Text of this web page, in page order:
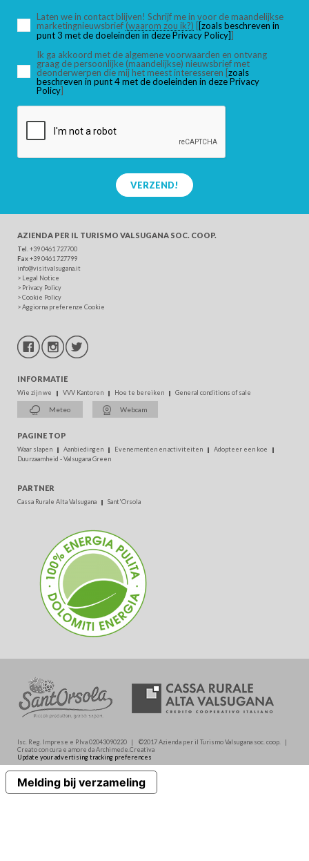
ZOEK
Laten we in contact blijven! Schrijf me in voor de maandelijkse
marketingnieuwsbrief (waarom zou ik?) [[zoals beschreven in
punt 3 met de doeleinden in deze Privacy Policy]]
Ik ga akkoord met de algemene voorwaarden en ontvang
graag de persoonlijke (maandelijkse) nieuwsbrief met
deonderwerpen die mij het meest interesseren [zoals
beschreven in punt 4 met de doeleinden in deze Privacy
Policy]
VERZEND!
AZIENDA PER IL TURISMO VALSUGANA SOC. COOP.
Tel . +39 0461 727700
Fax+39 0461 727799
info@visitvalsugana.it
> Legal Notice
> Privacy Policy
>Cookie Policy
>Aggiorna preferenze Cookie
INFORMATIE
Wie zijn we VVV Kantoren Hoe te bereiken General conditions of sale
Meteo Webcam
PAGINE TOP
Waar slapen Aanbiedingen Evenementen en activiteiten
Adopteer een koe
Duurzaamheid - Valsugana Green
PARTNER
Cassa Rurale Alta Valsugana Sant'Orsola
Isc. Reg. Imprese e P.Iva 02043090220 | ©2017 Azienda per il Turismo Valsugana soc. coop. |
Creato con cura e amore da Archimede.Creativa
Update your advertising tracking preferences
Melding bij verzameling